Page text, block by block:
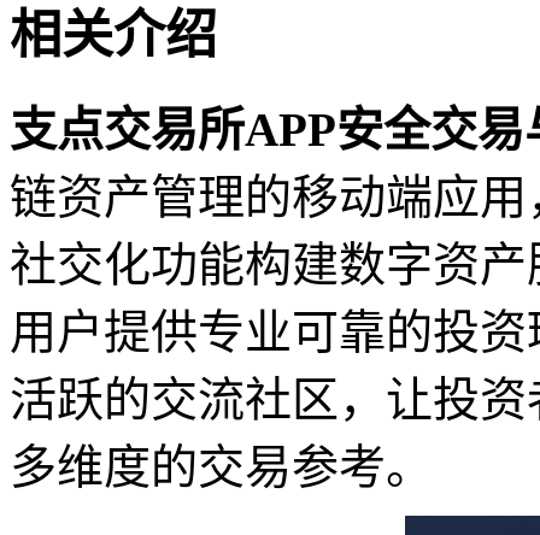
相关介绍
支点交易所APP安全交
链资产管理的移动端应
社交化功能构建数字资
用户提供专业可靠的投
活跃的交流社区，让投
多维度的交易参考。